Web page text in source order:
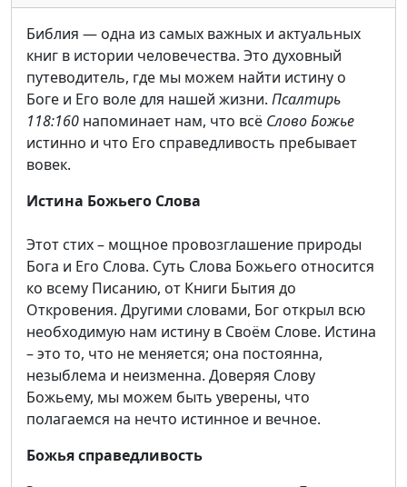
Библия — одна из самых важных и актуальных
книг в истории человечества. Это духовный
путеводитель, где мы можем найти истину о
Боге и Его воле для нашей жизни. Псалтирь
118:160 напоминает нам, что всё Слово Божье
истинно и что Его справедливость пребывает
вовек.
Истина Божьего Слова
Этот стих – мощное провозглашение природы
Бога и Его Слова. Суть Слова Божьего относится
ко всему Писанию, от Книги Бытия до
Откровения. Другими словами, Бог открыл всю
необходимую нам истину в Своём Слове. Истина
– это то, что не меняется; она постоянна,
незыблема и неизменна. Доверяя Слову
Божьему, мы можем быть уверены, что
полагаемся на нечто истинное и вечное.
Божья справедливость